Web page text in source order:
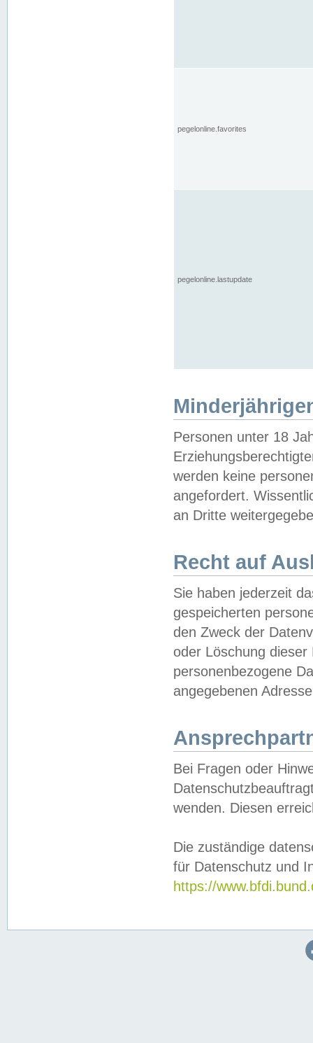
pegelonline.favorites
pegelonline.lastupdate
Personen unter 18
werden keine
angefordert.
an Dritte
Recht auf
Sie haben jederzeit
gespeicherten
den Zweck der
oder Löschung
personenbezogene
angegebenen
Bei Fragen oder
wenden. Diesen
Die zuständige
für Datenschutz und
https://